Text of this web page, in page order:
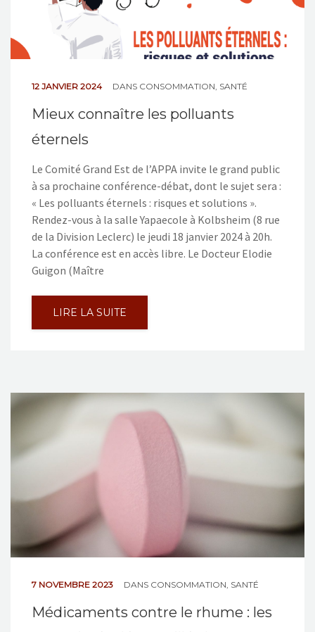
12 JANVIER 2024 DANS CONSOMMATION SANTÉ
Mieux connaître les polluants
éternels
Le Comité Grand Est de l’APPA invite le grand public
à sa prochaine conférence-débat, dont le sujet sera :
« Les polluants éternels : risques et solutions ».
Rendez-vous à la salle Yapaecole à Kolbsheim (8 rue
de la Division Leclerc) le jeudi 18 janvier 2024 à 20h.
La conférence est en accès libre. Le Docteur Elodie
Guigon (Maître
LIRE LA SUITE
7 NOVEMBRE 2023 DANS CONSOMMATION, SANTÉ
Médicaments contre le rhume : les